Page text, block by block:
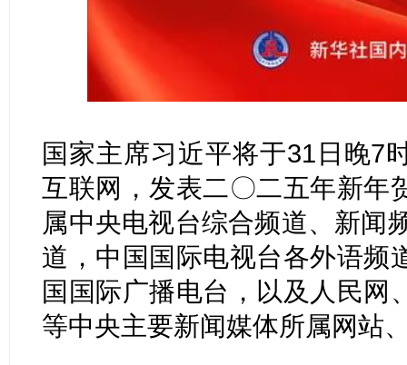
国家主席习近平将于31日晚7
互联网，发表二〇二五年新年
属中央电视台综合频道、新闻
道，中国国际电视台各外语频
国国际广播电台，以及人民网
等中央主要新闻媒体所属网站